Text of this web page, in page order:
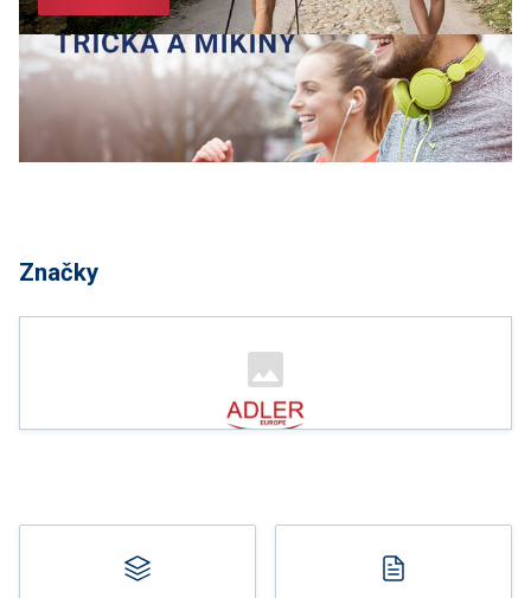
Značky